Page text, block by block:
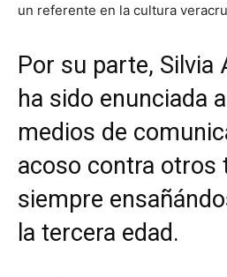
un referente en la cultura
Por su parte, Silvia
ha sido enunciada
medios de
acoso contra otros
siempre
la tercera edad.